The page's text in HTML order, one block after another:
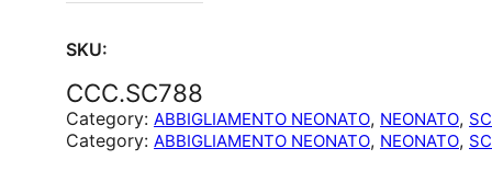
SKU:
CCC.SC788
Category: ABBIGLIAMENTO NEONATO, NEONATO,
Category: ABBIGLIAMENTO NEONATO, NEONATO,